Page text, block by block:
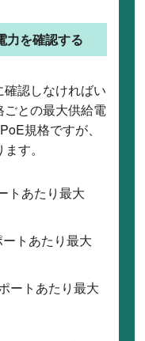
力を確認する
認しなければい
との最大供給電
規格ですが、
す。
トあたり最大
トあたり最大
ートあたり最大